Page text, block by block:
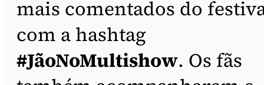
mais comentados do
com a hashtag
#JãoNoMultishow. Os fãs